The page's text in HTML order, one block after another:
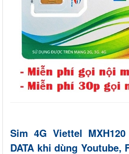
Sim 4G Viettel
DATA khi dùng Youtube,